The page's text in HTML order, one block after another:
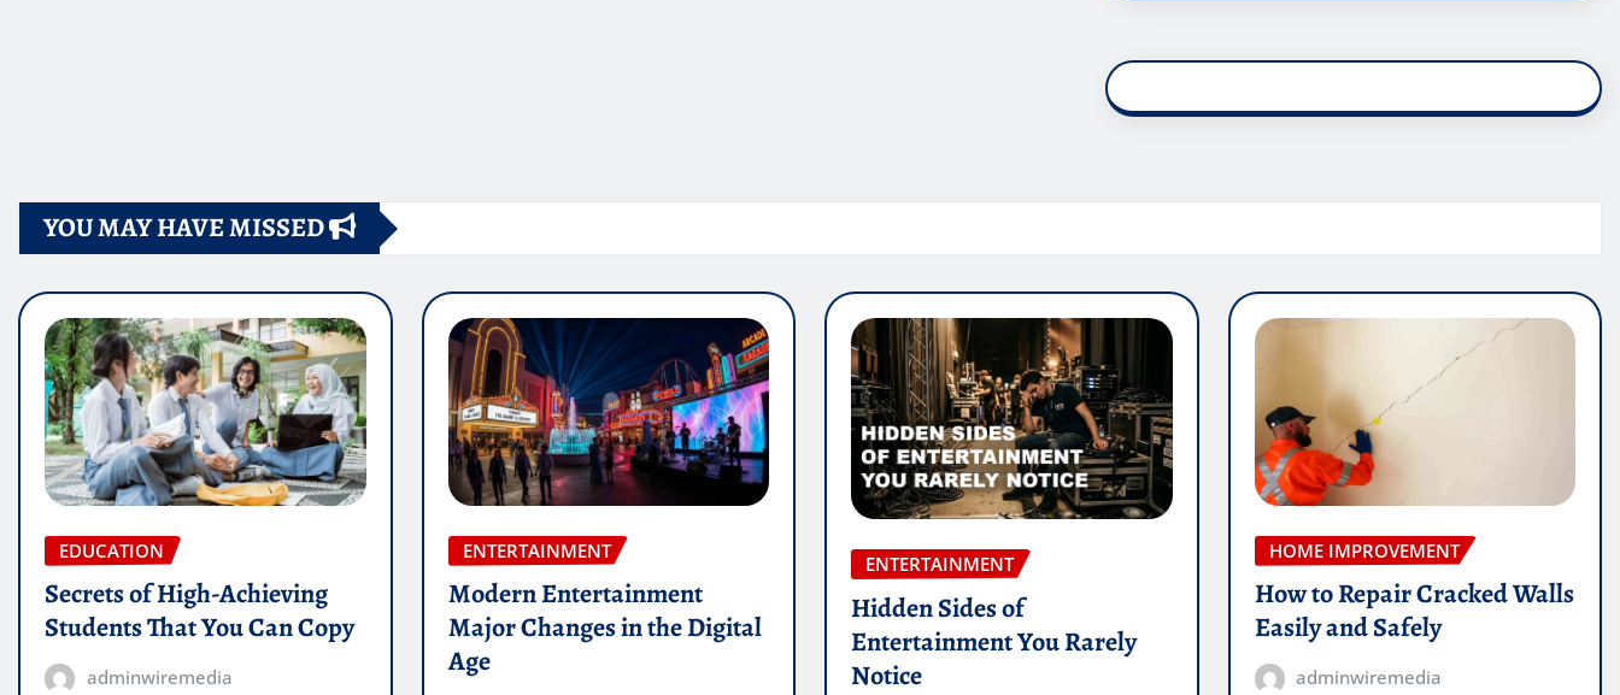
YOU MAY HAVE MISSED
EDUCATION
Secrets of High-Achieving
Students That You Can Copy
adminwiremedia
ENTERTAINMENT
Modern Entertainment
Major Changes in the Digital
Age
ENTERTAINMENT
Hidden Sides of
Entertainment You Rarely
Notice
HOME IMPROVEMENT
How to Repair Cracked Walls
Easily and Safely
adminwiremedia